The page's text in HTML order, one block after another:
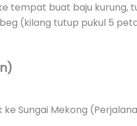
tempat buat baju kurung,
(kilang tutup pukul 5
Sungai Mekong